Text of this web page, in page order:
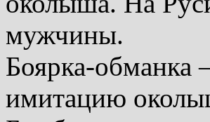
мужчины.
Боярка-обманка
имитацию